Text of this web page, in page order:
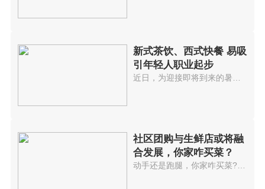
新式茶饮、西式快餐 易吸
引年轻人职业起步
近日，为迎接即将到来的暑假消费...
社区团购与生鲜店或将融
合发展，你家咋买菜？
动手还是跑腿，你家咋买菜?买菜A...